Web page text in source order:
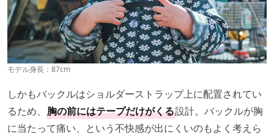
モデル身長：87cm
しかもバックルはショルダーストラップ上に配置されてい
るため、 胸の前にはテープだけがくる設計。バックルが胸
に当たって痛い、という不快感が出にくいのもよく考えら